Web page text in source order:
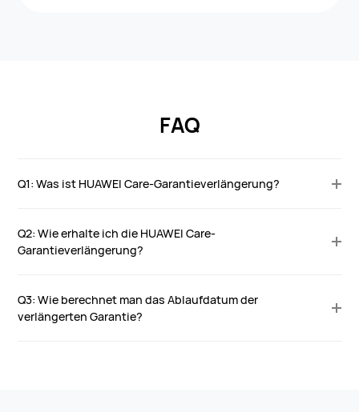
FAQ
Q1: Was ist HUAWEI Care-Garantieverlängerung?
Q2: Wie erhalte ich die HUAWEI Care-
Garantieverlängerung?
Q3: Wie berechnet man das Ablaufdatum der
verlängerten Garantie?